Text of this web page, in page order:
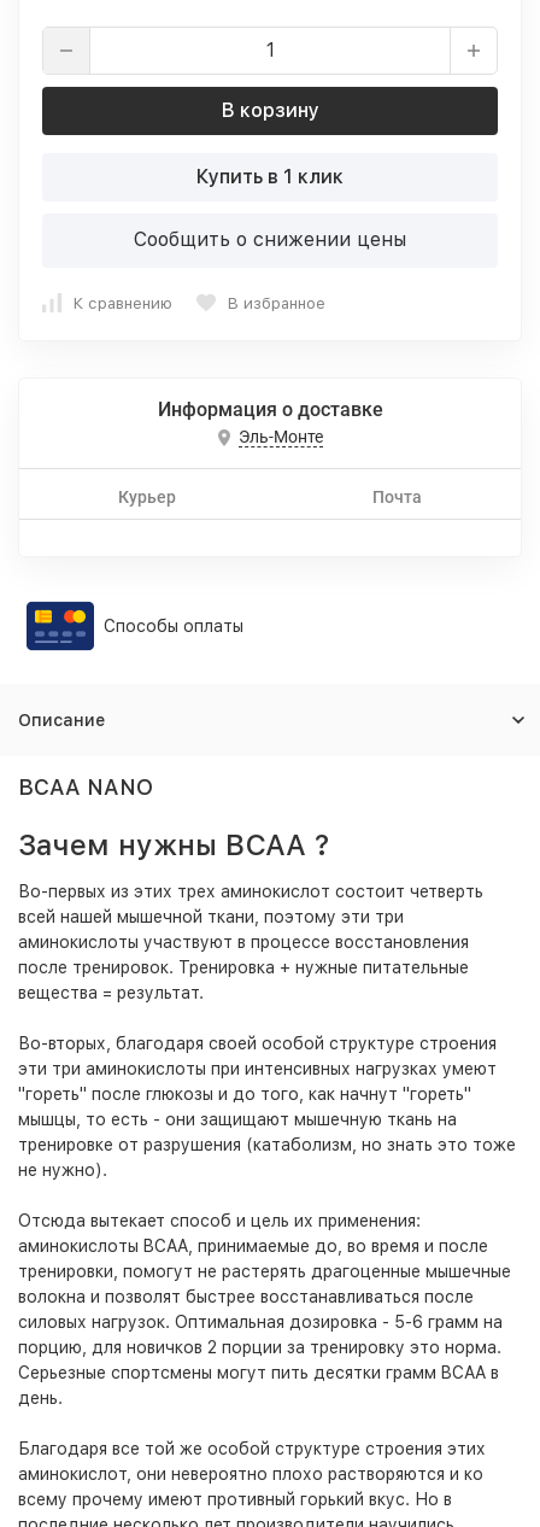
В корзину
Купить в 1 клик
Сообщить о снижении цены
К сравнению В избранное
Информация о доставке
Эль-Монте
Курьер Почта
Способы оплаты
Описание
BCAA NANO
Зачем нужны ВСАА ?
Во-первых из этих трех аминокислот состоит четверть
всей нашей мышечной ткани, поэтому эти три
аминокислоты участвуют в процессе восстановления
после тренировок. Тренировка + нужные питательные
вещества = результат.
Во-вторых, благодаря своей особой структуре строения
эти три аминокислоты при интенсивных нагрузках умеют
"гореть" после глюкозы и до того, как начнут "гореть"
мышцы, то есть - они защищают мышечную ткань на
тренировке от разрушения (катаболизм, но знать это тоже
не нужно).
Отсюда вытекает способ и цель их применения:
аминокислоты BCAA, принимаемые до, во время и после
тренировки, помогут не растерять драгоценные мышечные
волокна и позволят быстрее восстанавливаться после
силовых нагрузок. Оптимальная дозировка - 5-6 грамм на
порцию, для новичков 2 порции за тренировку это норма.
Серьезные спортсмены могут пить десятки грамм BCAA в
день.
Благодаря все той же особой структуре строения этих
аминокислот, они невероятно плохо растворяются и ко
всему прочему имеют противный горький вкус. Но в